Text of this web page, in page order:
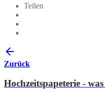
Teilen
Zurück
Hochzeitspapeterie -